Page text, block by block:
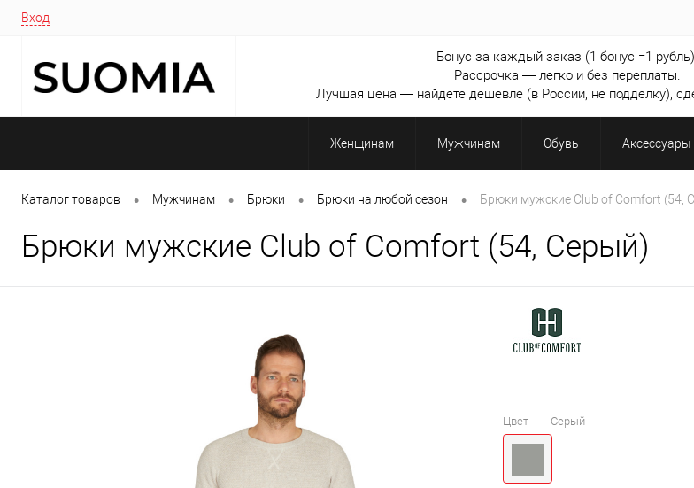
Вход
Бонус за каждый заказ (1 бонус =1
Рассрочка — легко и без переплаты.
Лучшая цена — найдёте дешевле (в России, не подделку),
Женщинам Мужчинам Обувь Аксессуары
Каталог товаров • Мужчинам • Брюки • Брюки на любой сезон • Брюки мужские Club of Comfort (54,
Брюки мужские Club of Comfort (54, Серый)
Цвет — Серый